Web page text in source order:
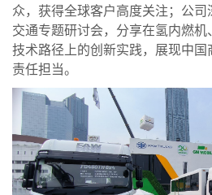
众，获得全球客户高度关注；公
交通专题研讨会，分享在氢内燃
技术路径上的创新实践，展现中
责任担当。